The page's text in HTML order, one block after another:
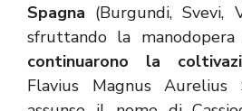
Spagna (Burgundi, Svevi,
sfruttando la
continuarono la
Flavius Magnus Aurelius